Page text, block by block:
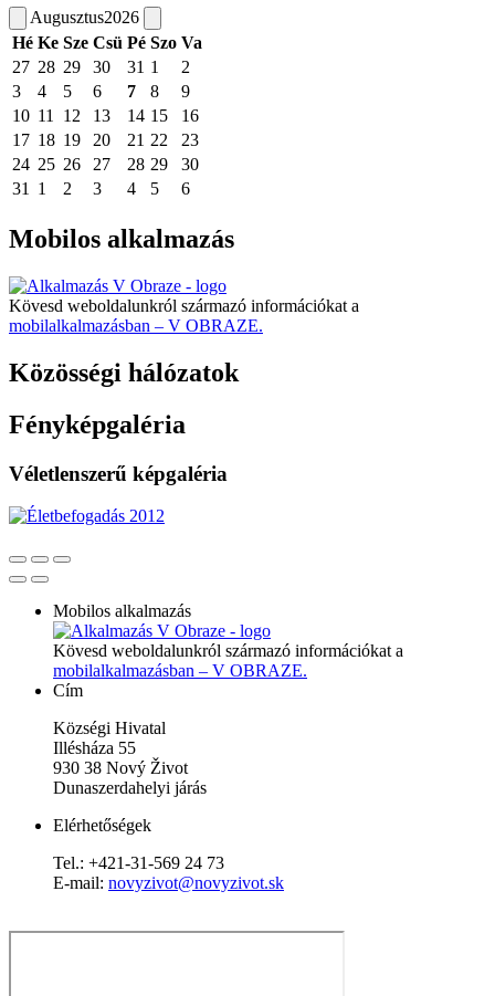
Augusztus2026
Hé Ke Sze Csü Pé Szo Va
27 28 29 30 31 1
2
3
4 5 6 7 8
9
10 11 12 13 14 15
16
17 18 19 20 21 22
23
24 25 26 27 28 29
30
31
1 2 3 4 5 6
Mobilos alkalmazás
Kövesd weboldalunkról származó információkat a
mobilalkalmazásban – V OBRAZE.
Közösségi hálózatok
Fényképgaléria
Véletlenszerű képgaléria
Mobilos alkalmazás
Kövesd weboldalunkról származó információkat a
mobilalkalmazásban – V OBRAZE.
Cím
Községi Hivatal
Illésháza 55
930 38 Nový Život
Dunaszerdahelyi járás
Elérhetőségek
Tel.: +421-31-569 24 73
E-mail: novyzivot@novyzivot.sk